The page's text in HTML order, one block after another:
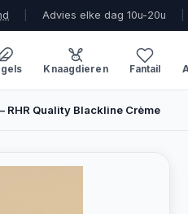
Advies elke dag 10u-20u
Knaagdieren Fantail
RHR Quality Blackline Crème